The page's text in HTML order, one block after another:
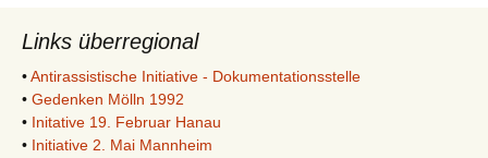
Links überregional
•Antirassistische Initiative - Dokumentationsstelle
• Gedenken Mölln 1992
• Initative 19. Februar Hanau
• Initiative 2. Mai Mannheim